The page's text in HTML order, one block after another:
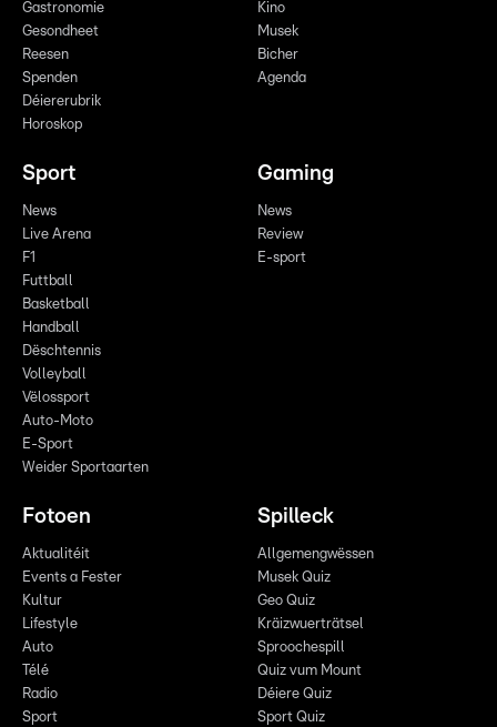
Gastronomie
Gesondheet
Reesen
Spenden
Déiererubrik
Horoskop
Kino
Musek
Bicher
Agenda
Sport
News
Live Arena
F1
Futtball
Basketball
Handball
Dëschtennis
Volleyball
Vëlossport
Auto-Moto
E-Sport
Weider Sportaarten
Gaming
News
Review
E-sport
Fotoen
Aktualitéit
Events a Fester
Kultur
Lifestyle
Auto
Télé
Radio
Sport
Spilleck
Allgemengwëssen
Musek Quiz
Geo Quiz
Kräizwuerträtsel
Sproochespill
Quiz vum Mount
Déiere Quiz
Sport Quiz